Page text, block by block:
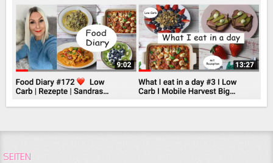
SEITEN